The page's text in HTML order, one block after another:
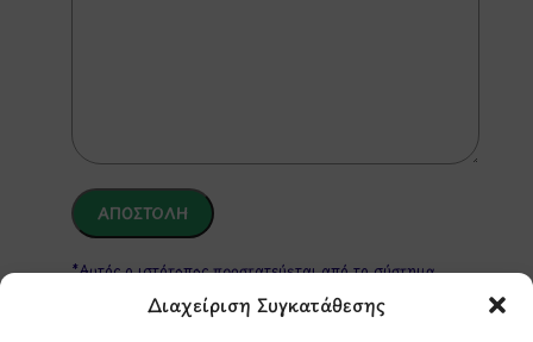
Διαχείριση Συγκατάθεσης
*Αυτός ο ιστότοπος προστατεύεται από το σύστημα
Όροι Παροχής Υπηρεσιών της Google.